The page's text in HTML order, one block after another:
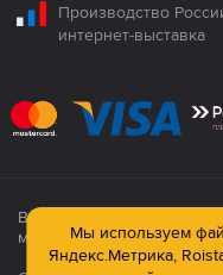
Производство
интернет-выставка
Все продукция
материалов сайта
Мы используем
Яндекс.Метрика,